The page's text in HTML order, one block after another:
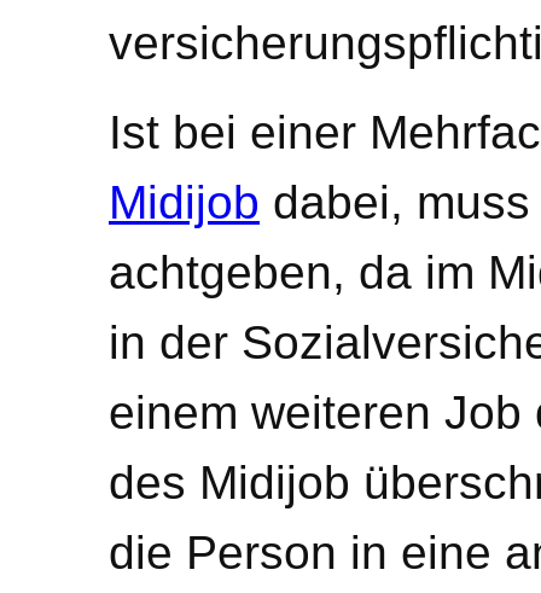
Ist bei einer
Midijob dabei,
achtgeben, da im
in der
einem weiteren
des Midijob
die Person in eine